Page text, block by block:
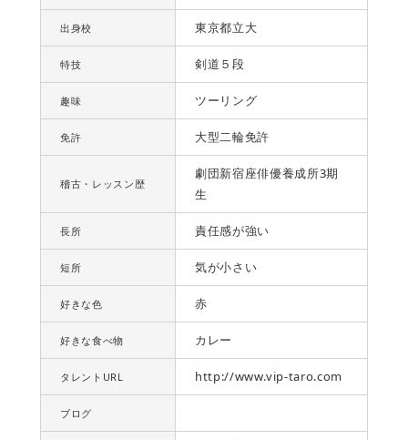
出身校 東京都立大
特技 剣道５段
趣味 ツーリング
免許 大型二輪免許
稽古・レッスン歴
劇団新宿座俳優養成所3期
生
長所 責任感が強い
短所 気が小さい
好きな色 赤
好きな食べ物 カレー
タレントURL http://www.vip-taro.com
ブログ